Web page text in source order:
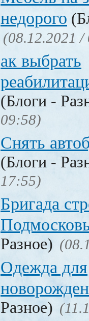
недорого
(08.12.2021 /
ак выбрать
(Блоги -
09:58)
Снять
(Блоги -
17:55)
Бригада
Разное)
Одежда для
Разное)